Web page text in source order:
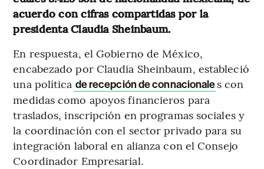
acuerdo con cifras compartidas por la
presidenta Claudia Sheinbaum.
En respuesta, el Gobierno de México,
encabezado por Claudia Sheinbaum, estableció
una política de recepción de connacionales con
medidas como apoyos financieros para
traslados, inscripción en programas sociales y
la coordinación con el sector privado para su
integración laboral en alianza con el Consejo
Coordinador Empresarial.